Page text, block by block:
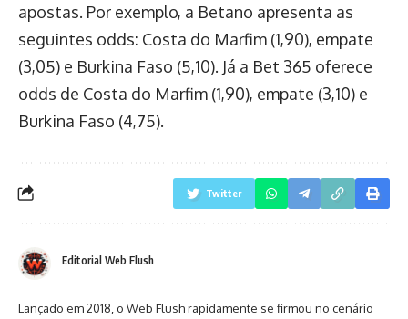
apostas. Por exemplo, a Betano apresenta as
seguintes odds: Costa do Marfim (1,90), empate
(3,05) e Burkina Faso (5,10). Já a Bet 365 oferece
odds de Costa do Marfim (1,90), empate (3,10) e
Burkina Faso (4,75).
Twitter
Editorial Web Flush
Lançado em 2018, o Web Flush rapidamente se firmou no cenário